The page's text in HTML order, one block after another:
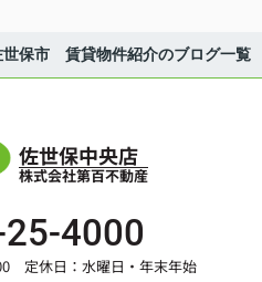
世保市 賃貸物件紹介のブログ一覧
佐世保中央店
株式会社第百不動産
4000
定休日：水曜日・年末年始